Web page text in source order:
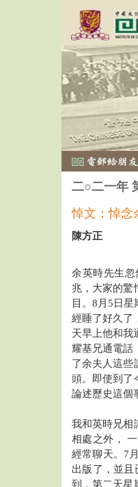
二○二一年
悼文：悼念
陳方正
余英時先生
兆，大家的驚
目。8月5日
經睡了好久了
天早上他和我
耀基兄通電話
了余夫人這些
頭。即使到了
論述歷史這個
我和英時兄相
相處之外，
經常聊天。7
出版了，並且
到，第二天星